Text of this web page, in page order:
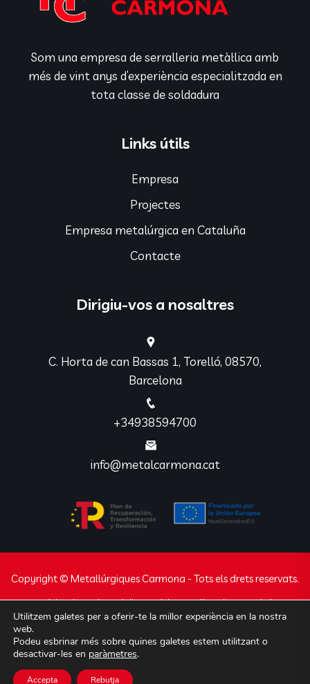
Som una empresa de serralleria metàl·lica amb
més de vint anys d’experiència especialitzada en
tota classe de soldadura
Links útils
Empresa
Projectes
Empresa metalúrgica en Cataluña
Contacte
Dirigiu-vos a nosaltres
C. Horta de can Bassas 1, Torelló, 08570,
Barcelona
+34938594700
info@metalcarmona.cat
Copyright © Metal·lúrgiques Carmona - Tots els drets reservats.
Avís legal Declaració d’accessibilitat
Política de privacidad
Política de cookies
Web desenvolupada perJavajanexperts en
disseny i programació de webs, apps i botigues
Utilitzem galetes per a oferir-te la millor experiència en la nostra
web.
Podeu esbrinar més sobre quines galetes estem utilitzant o
desactivar-les en paràmetres.
Accepta Rebutja